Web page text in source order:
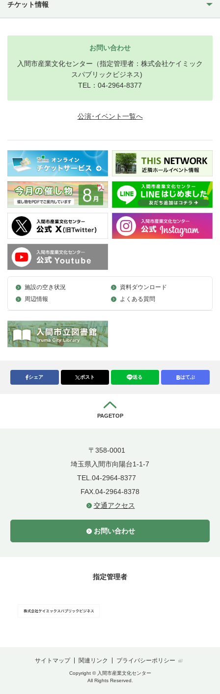
チケット情報
お問い合わせ
入間市産業文化センター（指定管理者：株式会社ケイミック
スパブリックビジネス)
TEL：04-2964-8377
公演･イベント一覧へ
施設の空き状況
資料ダウンロード
周辺情報
よくある質問
シェア ポスト 送る はてぶ
PAGETOP
〒358-0001
埼玉県入間市向陽台1-1-7
TEL.04-2964-8377
FAX.04-2964-8378
交通アクセス
お問い合わせ
指定管理者
サイトマップ 関連リンク プライバシーポリシー
Copyright © 入間市産業文化センター
All Rights Reserved.